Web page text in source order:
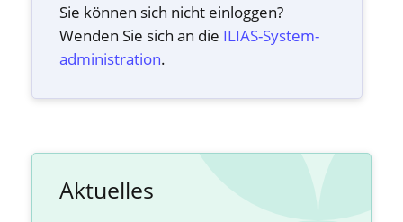
Sie können sich nicht einloggen?
Wenden Sie sich an die ILIAS-System­
administration.
Aktuelles